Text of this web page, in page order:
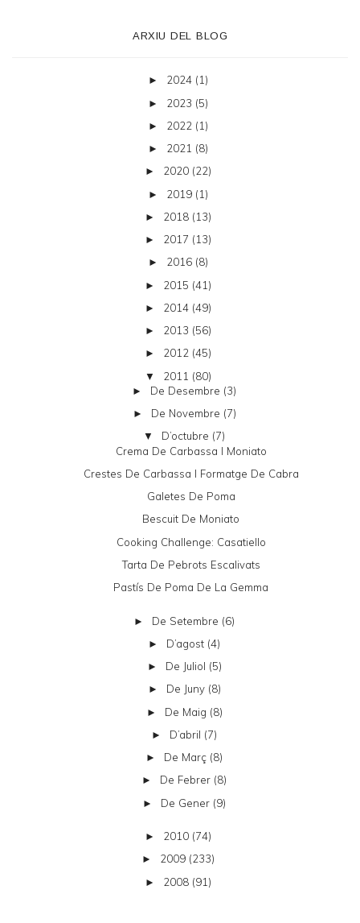
ARXIU DEL BLOG
► 2024 (1)
► 2023 (5)
► 2022 (1)
► 2021 (8)
► 2020 (22)
► 2019 (1)
► 2018 (13)
► 2017 (13)
► 2016 (8)
► 2015 (41)
► 2014 (49)
► 2013 (56)
► 2012 (45)
▼ 2011 (80)
► De Desembre (3)
► De Novembre (7)
▼ D’octubre (7)
Crema De Carbassa I Moniato
Crestes De Carbassa I Formatge De Cabra
Galetes De Poma
Bescuit De Moniato
Cooking Challenge: Casatiello
Tarta De Pebrots Escalivats
Pastís De Poma De La Gemma
► De Setembre (6)
► D’agost (4)
► De Juliol (5)
► De Juny (8)
► De Maig (8)
► D’abril (7)
► De Març (8)
► De Febrer (8)
► De Gener (9)
► 2010 (74)
► 2009 (233)
► 2008 (91)